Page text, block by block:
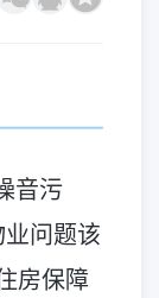
音污
问题该
房保障